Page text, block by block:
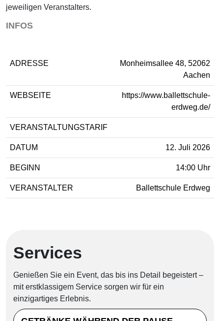
jeweiligen Veranstalters.
INFOS
ADRESSE
Monheimsallee 48, 52062
Aachen
WEBSEITE
https://www.ballettschule-
erdweg.de/
VERANSTALTUNGSTARIF
DATUM 12. Juli 2026
BEGINN 14:00 Uhr
VERANSTALTER Ballettschule Erdweg
Services
Genießen Sie ein Event, das bis ins Detail begeistert –
mit erstklassigem Service sorgen wir für ein
einzigartiges Erlebnis.